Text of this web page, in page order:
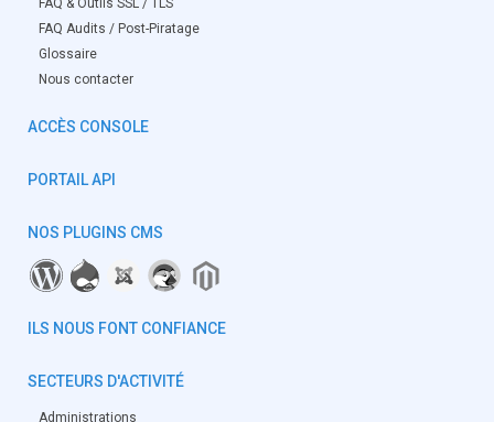
FAQ & Outils SSL / TLS
FAQ Audits / Post-Piratage
Glossaire
Nous contacter
ACCÈS CONSOLE
PORTAIL API
NOS PLUGINS CMS
ILS NOUS FONT CONFIANCE
SECTEURS D'ACTIVITÉ
Administrations